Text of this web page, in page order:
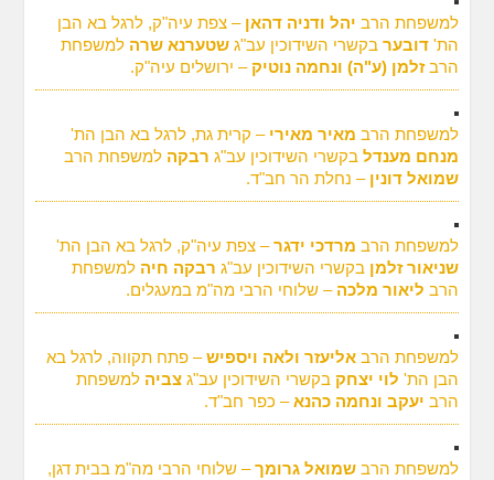
למשפחת הרב יהל ודניה דהאן – צפת עיה"ק, לרגל בא הבן
הת'דובער בקשרי השידוכין עב"גשטערנא שרה למשפחת
הרבזלמן (ע"ה) ונחמה נוטיק– ירושלים עיה"ק.
למשפחת הרב מאיר מאירי – קרית גת, לרגל בא הבן הת'
מנחם מענדל בקשרי השידוכין עב"ג רבקהלמשפחת הרב
שמואל דונין – נחלת הר חב"ד.
למשפחת הרב מרדכי ידגר– צפת עיה"ק, לרגל בא הבן הת'
שניאור זלמן בקשרי השידוכין עב"ג רבקה חיה למשפחת
הרב ליאור מלכה – שלוחי הרבי מה"מ במעגלים.
למשפחת הרבאליעזר ולאה ויספיש– פתח תקווה, לרגל בא
הבן הת' לוי יצחק בקשרי השידוכין עב"ג צביה למשפחת
הרב יעקב ונחמה כהנא– כפר חב"ד.
למשפחת הרבשמואל גרומך– שלוחי הרבי מה"מ בבית דגן,